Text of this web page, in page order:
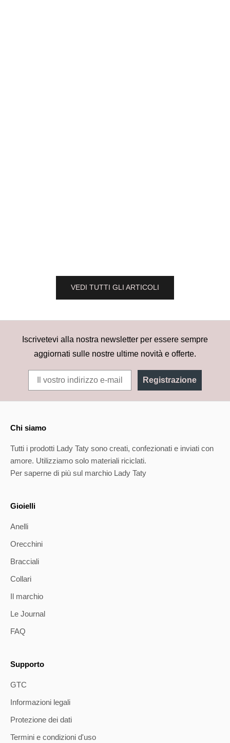
VEDI TUTTI GLI ARTICOLI
Iscrivetevi alla nostra newsletter per essere sempre
aggiornati sulle nostre ultime novità e offerte.
Registrazione
Chi siamo
Tutti i prodotti Lady Taty sono creati, confezionati e inviati con
amore. Utilizziamo solo materiali riciclati.
Per saperne di più sul marchio Lady Taty
Gioielli
Anelli
Orecchini
Bracciali
Collari
Il marchio
Le Journal
FAQ
Supporto
GTC
Informazioni legali
Protezione dei dati
Termini e condizioni d'uso